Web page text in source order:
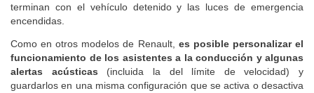
terminan con el vehículo detenido y las luces de emergencia
encendidas.
Como en otros modelos de Renault, es posible personalizar el
funcionamiento de los asistentes a la conducción y algunas
alertas acústicas (incluida la del límite de velocidad) y
guardarlos en una misma configuración que se activa o desactiva